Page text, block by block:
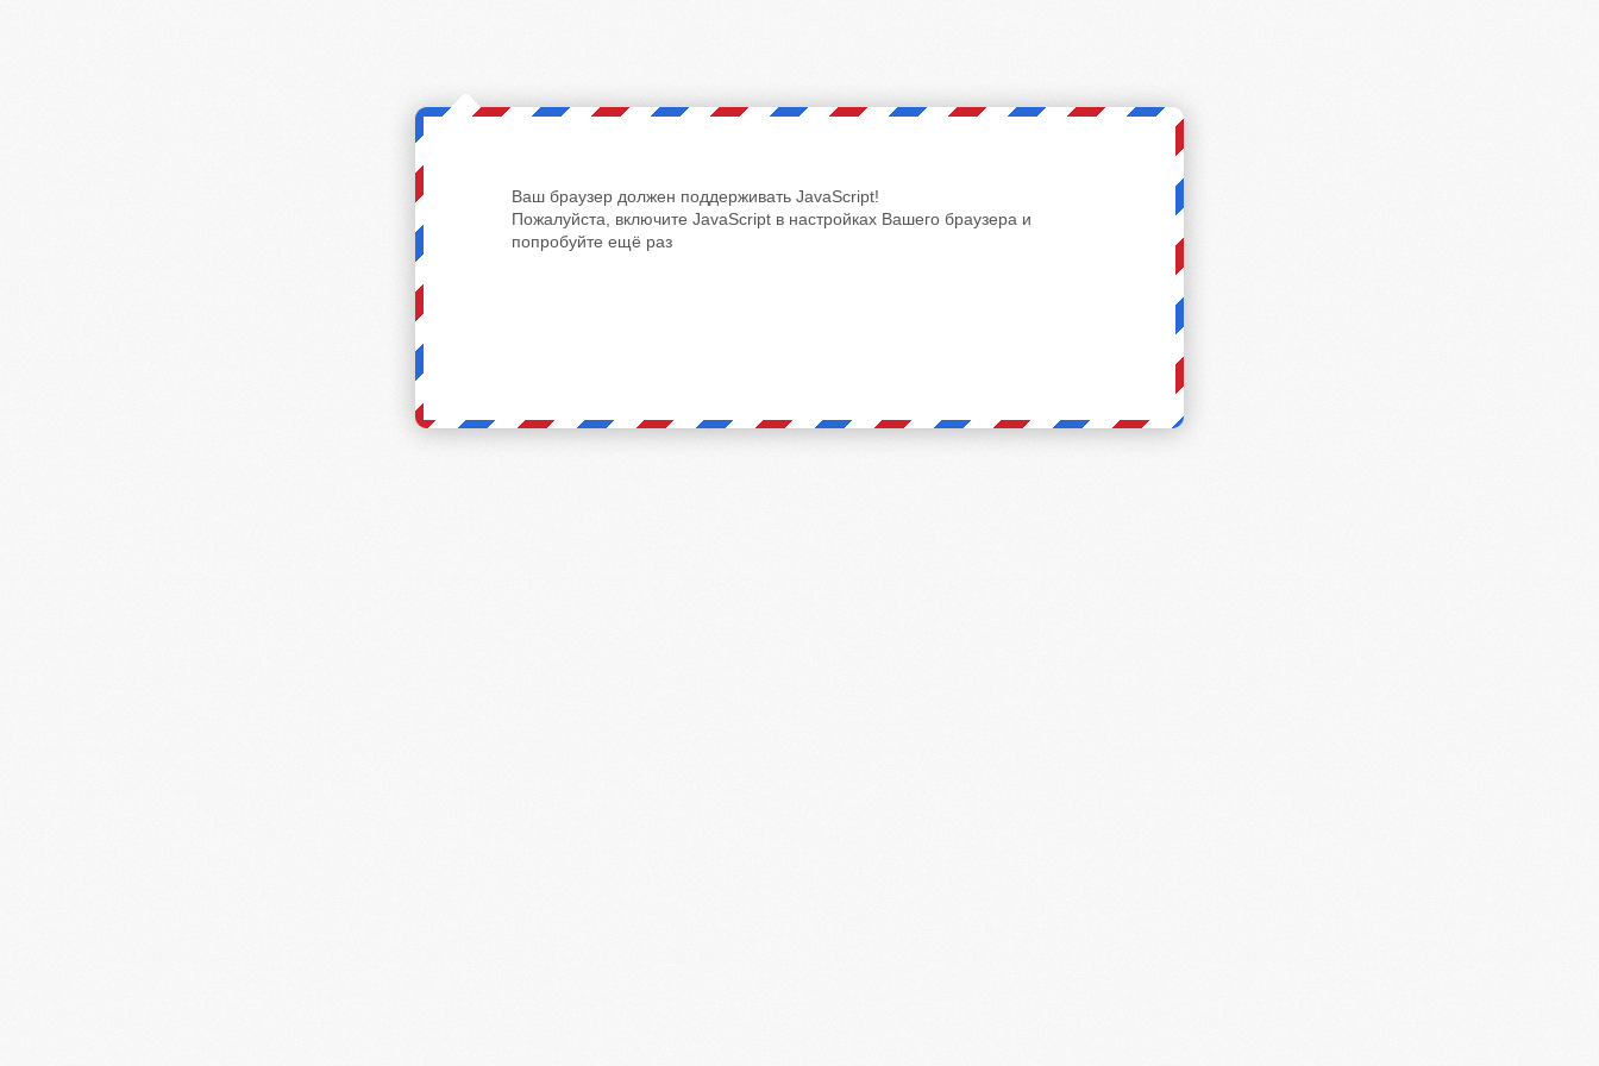
Ваш браузер должен поддерживать JavaScript!
Пожалуйста, включите JavaScript в настройках Вашего браузера и
попробуйте ещё раз